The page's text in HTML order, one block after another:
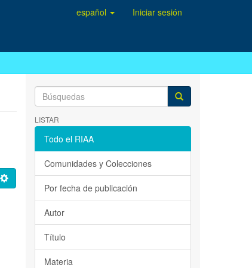
español Iniciar sesión
LISTAR
Todo el RIAA
Comunidades y Colecciones
Por fecha de publicación
Autor
Título
Materia